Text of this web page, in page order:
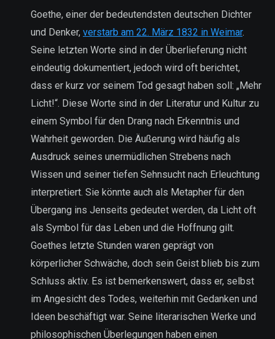
Goethe, einer der bedeutendsten deutschen Dichter
und Denker, verstarb am 22. März 1832 in Weimar.
Seine letzten Worte sind in der Überlieferung nicht
eindeutig dokumentiert, jedoch wird oft berichtet,
dass er kurz vor seinem Tod gesagt haben soll: „Mehr
Licht!“. Diese Worte sind in der Literatur und Kultur zu
einem Symbol für den Drang nach Erkenntnis und
Wahrheit geworden. Die Äußerung wird häufig als
Ausdruck seines unermüdlichen Strebens nach
Wissen und seiner tiefen Sehnsucht nach Erleuchtung
interpretiert. Sie könnte auch als Metapher für den
Übergang ins Jenseits gedeutet werden, da Licht oft
als Symbol für das Leben und die Hoffnung gilt.
Goethes letzte Stunden waren geprägt von
körperlicher Schwäche, doch sein Geist blieb bis zum
Schluss aktiv. Es ist bemerkenswert, dass er, selbst
im Angesicht des Todes, weiterhin mit Gedanken und
Ideen beschäftigt war. Seine literarischen Werke und
philosophischen Überlegungen haben einen